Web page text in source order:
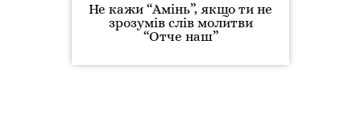
Не кажи “Амінь”, якщо ти не
зрозумів слів молитви
“Отче наш”